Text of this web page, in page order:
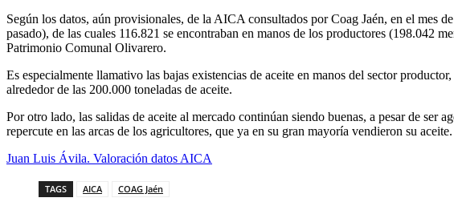
Según los datos, aún provisionales, de la AICA consultados por Coag Jaén, en el mes
pasado), de las cuales 116.821 se encontraban en manos de los productores (198.042
Patrimonio Comunal Olivarero.
Es especialmente llamativo las bajas existencias de aceite en manos del sector
alrededor de las 200.000 toneladas de aceite.
Por otro lado, las salidas de aceite al mercado continúan siendo buenas, a pesar de ser
repercute en las arcas de los agricultores, que ya en su gran mayoría vendieron su aceite.
Juan Luis Ávila. Valoración datos AICA
TAGS AICA COAG Jaén